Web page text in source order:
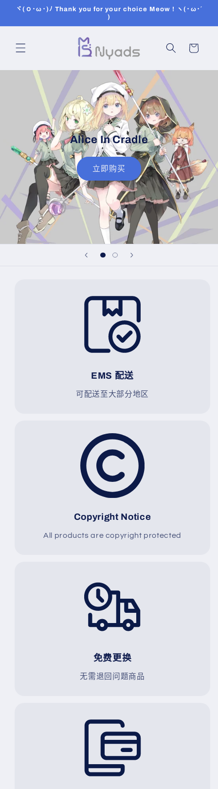
跳到内
ヾ(ｏ･ω･)ﾉ Thank you for your choice Meow ! ヽ(･ω･´
)
物
Alice In Cradle
立即购买
EMS 配送
可配送至大部分地区
Copyright Notice
All products are copyright protected
免费更换
无需退回问题商品